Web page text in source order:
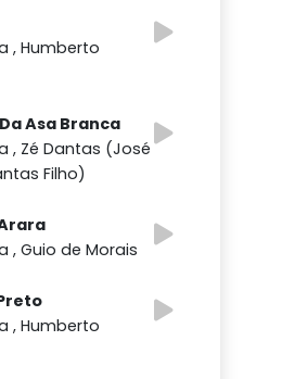
, Humberto
Asa Branca
, Zé Dantas (José
Filho)
, Guio de Morais
, Humberto